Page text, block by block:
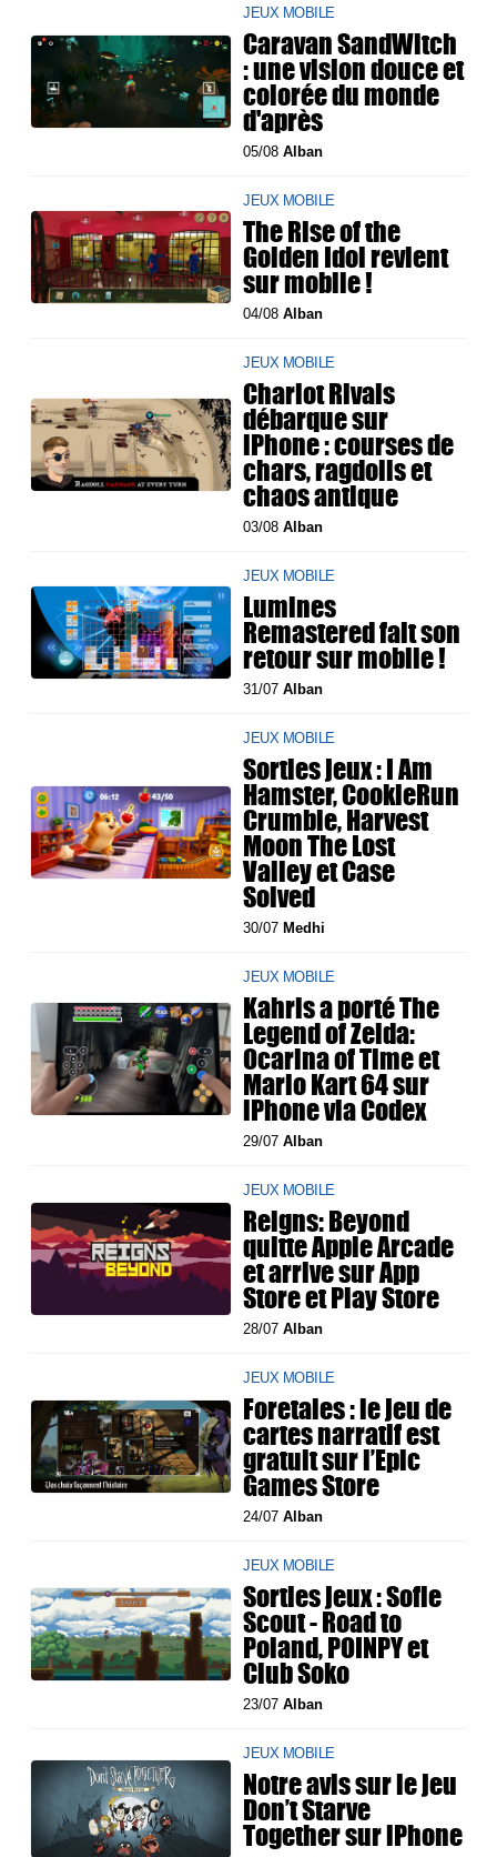
JEUX MOBILE
Caravan SandWitch
: une vision douce et
colorée du monde
d'après
05/08Alban
JEUX MOBILE
The Rise of the
Golden Idol revient
sur mobile !
04/08Alban
JEUX MOBILE
Chariot Rivals
débarque sur
iPhone : courses de
chars, ragdolls et
chaos antique
03/08Alban
JEUX MOBILE
Lumines
Remastered fait son
retour sur mobile !
31/07Alban
JEUX MOBILE
Sorties jeux : I Am
Hamster, CookieRun
Crumble, Harvest
Moon The Lost
Valley et Case
Solved
30/07 Medhi
JEUX MOBILE
Kahris a porté The
Legend of Zelda:
Ocarina of Time et
Mario Kart 64 sur
iPhone via Codex
29/07Alban
JEUX MOBILE
Reigns: Beyond
quitte Apple Arcade
et arrive sur App
Store et Play Store
28/07Alban
JEUX MOBILE
Foretales : le jeu de
cartes narratif est
gratuit sur l’Epic
Games Store
24/07Alban
JEUX MOBILE
Sorties jeux : Sofie
Scout - Road to
Poland, POINPY et
Club Soko
23/07Alban
JEUX MOBILE
Notre avis sur le jeu
Don’t Starve
Together sur iPhone